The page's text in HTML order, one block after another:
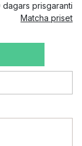
dagars prisgaranti
Matcha priset